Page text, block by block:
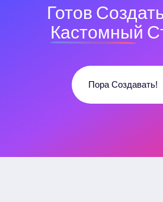
Готов
Кастомный
Пора Создавать!